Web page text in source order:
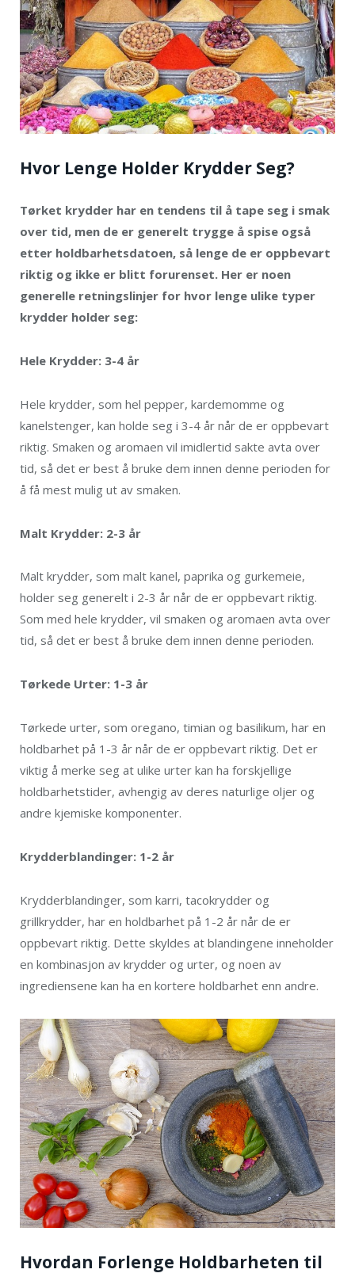
Hvor Lenge Holder Krydder Seg?
Tørket krydder har en tendens til å tape seg i smak
over tid, men de er generelt trygge å spise også
etter holdbarhetsdatoen, så lenge de er oppbevart
riktig og ikke er blitt forurenset. Her er noen
generelle retningslinjer for hvor lenge ulike typer
krydder holder seg:
Hele Krydder: 3-4 år
Hele krydder, som hel pepper, kardemomme og
kanelstenger, kan holde seg i 3-4 år når de er oppbevart
riktig. Smaken og aromaen vil imidlertid sakte avta over
tid, så det er best å bruke dem innen denne perioden for
å få mest mulig ut av smaken.
Malt Krydder: 2-3 år
Malt krydder, som malt kanel, paprika og gurkemeie,
holder seg generelt i 2-3 år når de er oppbevart riktig.
Som med hele krydder, vil smaken og aromaen avta over
tid, så det er best å bruke dem innen denne perioden.
Tørkede Urter: 1-3 år
Tørkede urter, som oregano, timian og basilikum, har en
holdbarhet på 1-3 år når de er oppbevart riktig. Det er
viktig å merke seg at ulike urter kan ha forskjellige
holdbarhetstider, avhengig av deres naturlige oljer og
andre kjemiske komponenter.
Krydderblandinger: 1-2 år
Krydderblandinger, som karri, tacokrydder og
grillkrydder, har en holdbarhet på 1-2 år når de er
oppbevart riktig. Dette skyldes at blandingene inneholder
en kombinasjon av krydder og urter, og noen av
ingrediensene kan ha en kortere holdbarhet enn andre.
Hvordan Forlenge Holdbarheten til